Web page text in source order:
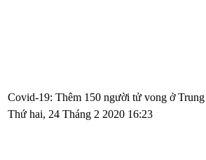
Covid-19: Thêm 150 người tử vong ở
Thứ hai, 24 Tháng 2 2020 16:23